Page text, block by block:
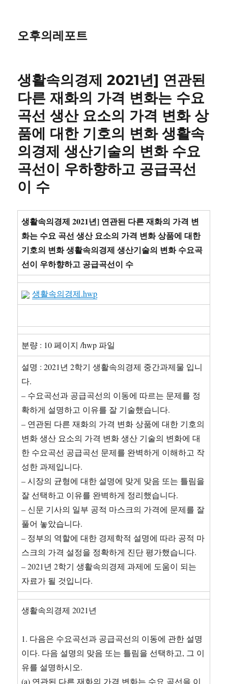
오후의레포트
생활속의경제 2021년] 연관된
다른 재화의 가격 변화는 수요
곡선 생산 요소의 가격 변화 상
품에 대한 기호의 변화 생활속
의경제 생산기술의 변화 수요
곡선이 우하향하고 공급곡선
이 수
생활속의경제 2021년] 연관된 다른 재화의 가격 변
화는 수요 곡선 생산 요소의 가격 변화 상품에 대한
기호의 변화 생활속의경제 생산기술의 변화 수요곡
선이 우하향하고 공급곡선이 수
생활속의경제.hwp
분량 : 10 페이지 /hwp 파일
설명 : 2021년 2학기 생활속의경제 중간과제물 입니
다.
– 수요곡선과 공급곡선의 이동에 따르는 문제를 정
확하게 설명하고 이유를 잘 기술했습니다.
– 연관된 다른 재화의 가격 변화 상품에 대한 기호의
변화 생산 요소의 가격 변화 생산 기술의 변화에 대
한 수요곡선 공급곡선 문제를 완벽하게 이해하고 작
성한 과제입니다.
– 시장의 균형에 대한 설명에 맞게 맞음 또는 틀림을
잘 선택하고 이유를 완벽하게 정리했습니다.
– 신문 기사의 일부 공적 마스크의 가격에 문제를 잘
풀어 놓았습니다.
– 정부의 역할에 대한 경제학적 설명에 따라 공적 마
스크의 가격 설정을 정확하게 진단 평가했습니다.
– 2021년 2학기 생활속의경제 과제에 도움이 되는
자료가 될 것입니다.
생활속의경제 2021년
1. 다음은 수요곡선과 공급곡선의 이동에 관한 설명
이다. 다음 설명의 맞음 또는 틀림을 선택하고, 그 이
유를 설명하시오.
(a) 연관된 다른 재화의 가격 변화는 수요 곡선을 이